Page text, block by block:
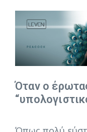
Όταν ο